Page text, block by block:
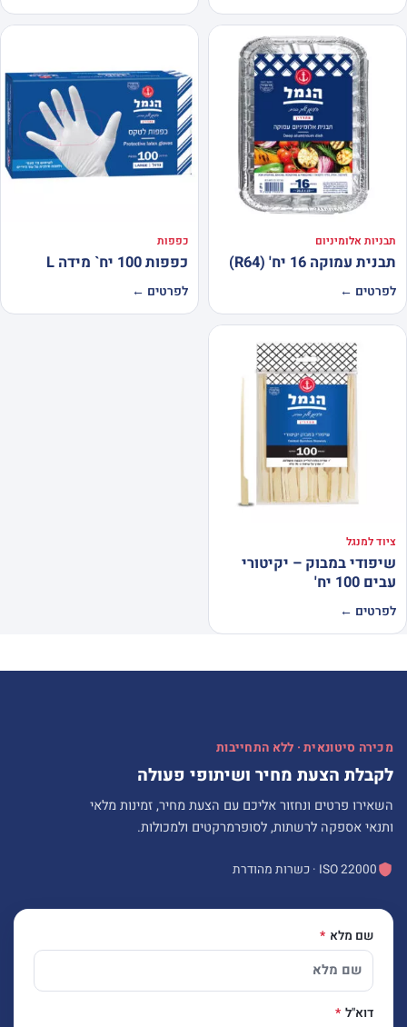
תבניות אלומיניום
תבנית עמוקה 16 יח' (R64)
לפרטים ←
כפפות
כפפות 100 יח` מידה L
לפרטים ←
ציוד למנגל
שיפודי במבוק – יקיטורי
עבים 100 יח'
לפרטים ←
מכירה סיטונאית · ללא התחייבות
לקבלת הצעת מחיר ושיתופי פעולה
השאירו פרטים ונחזור אליכם עם הצעת מחיר, זמינות מלאי
ותנאי אספקה לרשתות, לסופרמרקטים ולמכולות.
ISO 22000 · כשרות מהודרת
שם מלא
דוא"ל